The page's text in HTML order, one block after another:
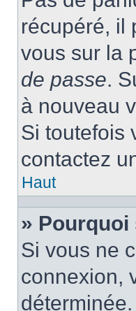
récupéré, il
vous sur la
de passe.
à nouveau
Si toutefois
contactez
Haut
»
Si vous ne
connexion,